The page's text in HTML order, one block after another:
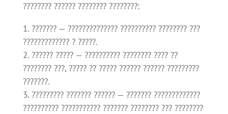
???????? ?????? ???????? ????????:
??????? — ?????????????? ?????????? ???????? ???
????????????? ? ?????.
?????? ????? — ?????????? ???????? ???? ??
???????? ???, ????? ?? ????? ?????? ?????? ?????????
???????.
????????? ??????? ?????? — ??????? ?????????????
?????????? ??????????? ??????? ???????? ??? ????????